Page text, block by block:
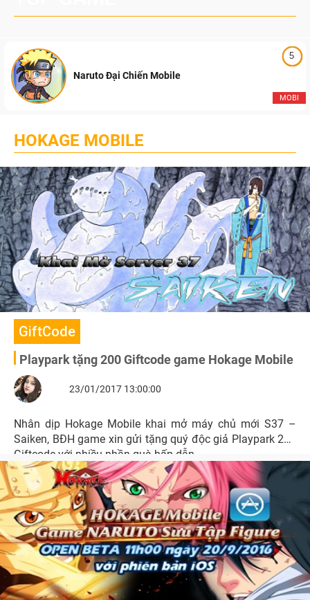
5
MOBI
Naruto Đại Chiến Mobile
HOKAGE MOBILE
GiftCode
Playpark tặng 200 Giftcode game Hokage Mobile
23/01/2017 13:00:00
Nhân dịp Hokage Mobile khai mở máy chủ mới S37 –
Saiken, BĐH game xin gửi tặng quý độc giả Playpark 200
Giftcode với nhiều phần quà hấp dẫn.